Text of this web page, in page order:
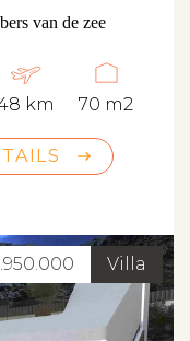
van de zee
km 70 m2
Villa